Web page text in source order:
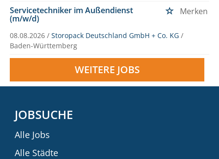
Servicetechniker im Außendienst
(m/w/d)
Merken
08.08.2026 / Storopack Deutschland GmbH + Co. KG /
Baden-Württemberg
WEITERE JOBS
JOBSUCHE
Alle Jobs
Alle Städte